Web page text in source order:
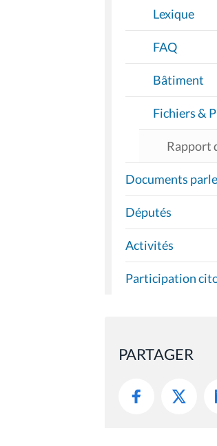
Lexique
FAQ
Bâtiment
Fichiers &
Rapport
Documents
Députés
Activités
Participation
PARTAGER